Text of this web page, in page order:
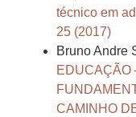
técnico em
25 (2017)
Bruno Andre
EDUCAÇÃO
CAMINHO